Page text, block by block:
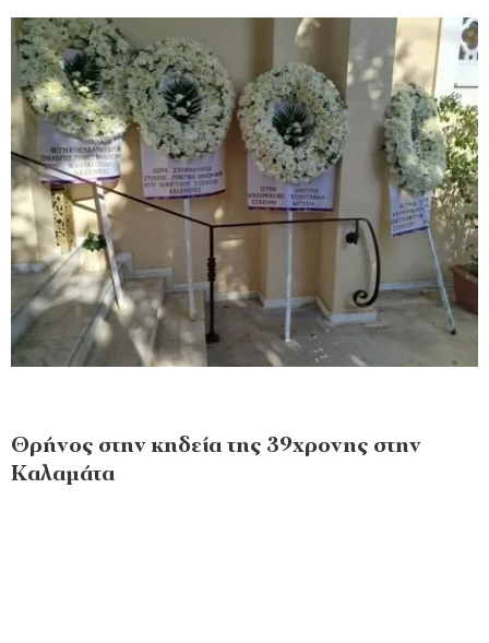
Θρήνος στην κηδεία της 39χρονης στην
Καλαμάτα